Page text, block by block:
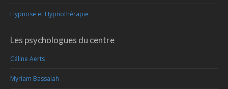
Hypnose et Hypnothérapie
Les psychologues du centre
Céline Aerts
Myriam Bassalah